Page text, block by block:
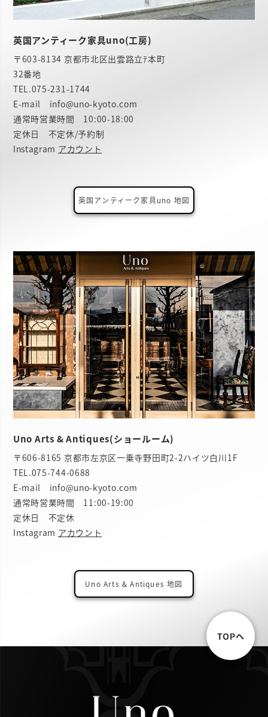
英国アンティーク家具uno(工房)
〒603-8134 京都市北区出雲路立ﾃ本町
32番地
TEL.075-231-1744
E-mail info@uno-kyoto.com
通常時営業時間 10:00-18:00
定休日 不定休/予約制
Instagram アカウント
英国アンティーク家具uno 地図
Uno Arts & Antiques(ショールーム)
〒606-8165 京都市左京区一乗寺野田町2-2ハイツ白川1F
TEL.075-744-0688
E-mail info@uno-kyoto.com
通常時営業時間 11:00-19:00
定休日 不定休
Instagram アカウント
Uno Arts & Antiques 地図